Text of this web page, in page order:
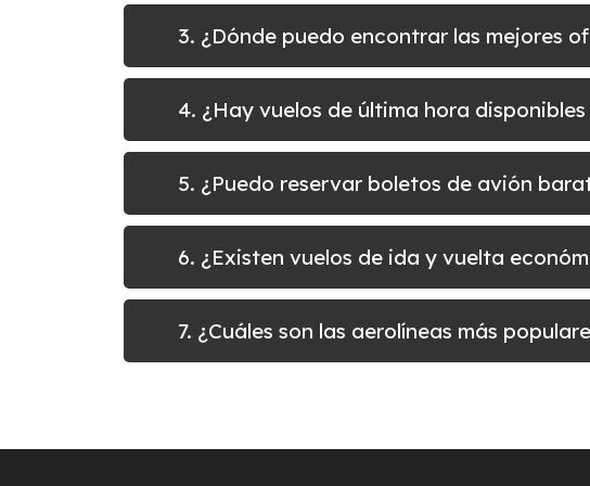
3. ¿Dónde puedo encontrar las mejores
4. ¿Hay vuelos de última hora
5. ¿Puedo reservar boletos de avión
6. ¿Existen vuelos de ida y vuelta
7. ¿Cuáles son las aerolíneas más